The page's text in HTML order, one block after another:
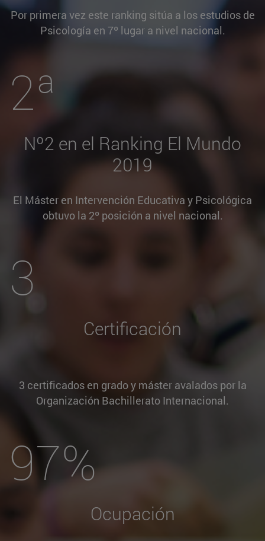
Por primera vez este ranking sitúa a los estudios de
Psicología en 7º lugar a nivel nacional.
2ª
Nº2 en el Ranking El Mundo
2019
El Máster en Intervención Educativa y Psicológica
obtuvo la 2º posición a nivel nacional.
3
Certificación
3 certificados en grado y máster avalados por la
Organización Bachillerato Internacional.
97%
Ocupación